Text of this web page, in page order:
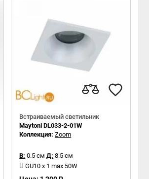
Встраиваемый светильник
Maytoni DL033-2-01W
Коллекция:Zoom
В: 0.5 см Д: 8.5 см
GU10 x 1 max 50W